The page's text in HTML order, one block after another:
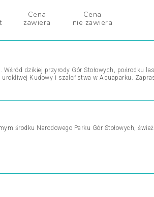
Cena
zawiera
Cena
nie zawiera
dzikiej przyrody Gór Stołowych, pośrodku
Kudowy i szaleństwa w Aquaparku.
środku Narodowego Parku Gór Stołowych,